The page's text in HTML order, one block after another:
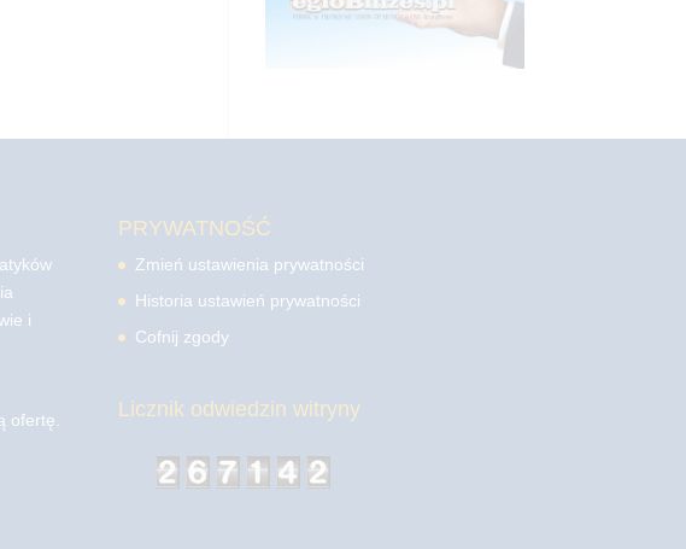
i
ofertę.
PRYWATNOŚĆ
Zmień ustawienia prywatności
Historia ustawień prywatności
Cofnij zgody
Licznik odwiedzin witryny